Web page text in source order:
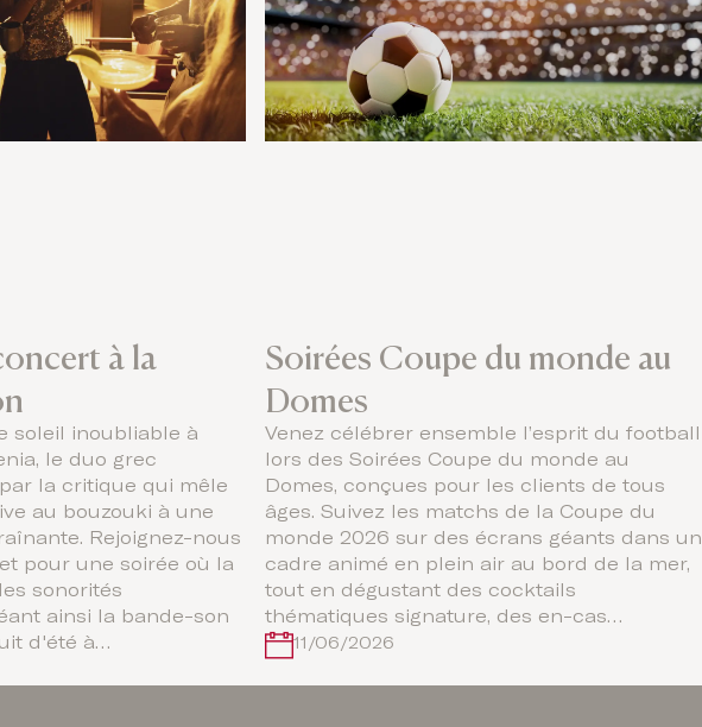
à la
soleil inoubliable à
le duo grec
la critique qui mêle
au bouzouki à une
Rejoignez-nous
pour une soirée où la
sonorités
ainsi la bande-son
d'été à…
Soirées Coupe du monde au
Domes
Venez célébrer ensemble l’esprit du football
lors des Soirées Coupe du monde au
Domes, conçues pour les clients de tous
âges. Suivez les matchs de la Coupe du
monde 2026 sur des écrans géants dans un
cadre animé en plein air au bord de la mer,
tout en dégustant des cocktails
thématiques signature, des en-cas…
11/06/2026